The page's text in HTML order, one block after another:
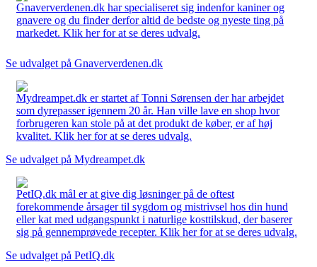
Gnaververdenen.dk har specialiseret sig indenfor kaniner og
gnavere og du finder derfor altid de bedste og nyeste ting på
markedet. Klik her for at se deres udvalg.
Se udvalget på Gnaververdenen.dk
Mydreampet.dk er startet af Tonni Sørensen der har arbejdet
som dyrepasser igennem 20 år. Han ville lave en shop hvor
forbrugeren kan stole på at det produkt de køber, er af høj
kvalitet. Klik her for at se deres udvalg.
Se udvalget på Mydreampet.dk
PetIQ.dk mål er at give dig løsninger på de oftest
forekommende årsager til sygdom og mistrivsel hos din hund
eller kat med udgangspunkt i naturlige kosttilskud, der baserer
sig på gennemprøvede recepter. Klik her for at se deres udvalg.
Se udvalget på PetIQ.dk